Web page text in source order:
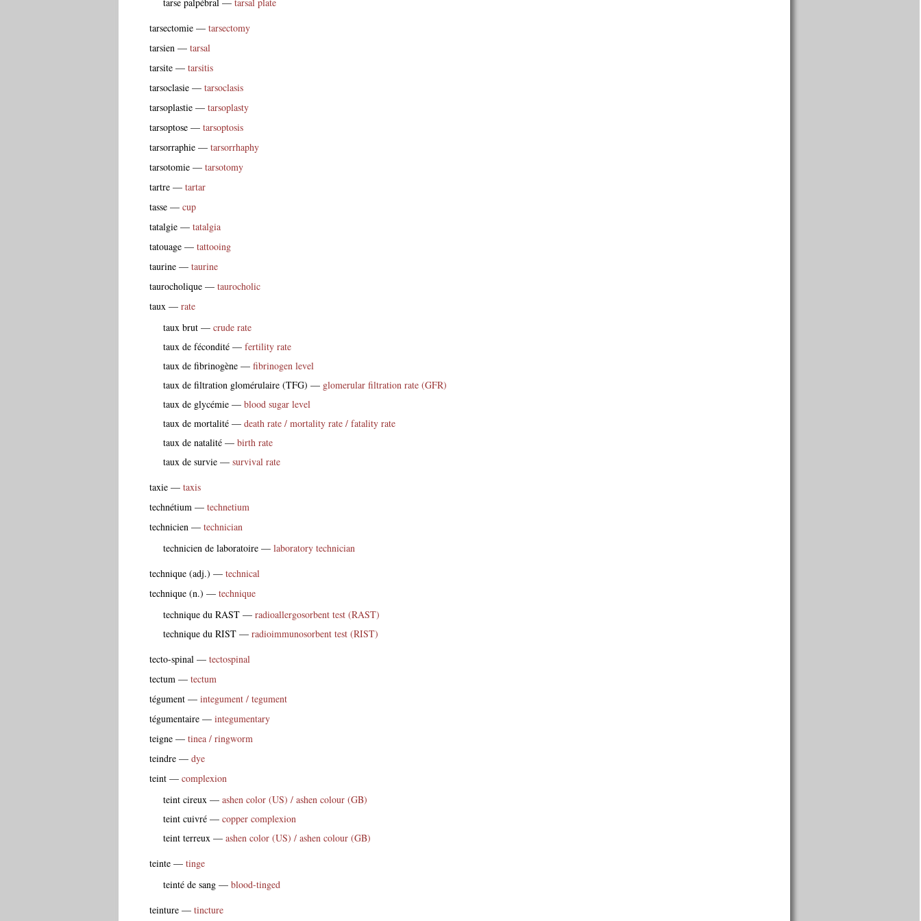
tarsectomie — tarsectomy
tarsien — tarsal
tarsite — tarsitis
tarsoclasie — tarsoclasis
tarsoplastie — tarsoplasty
tarsoptose — tarsoptosis
tarsorraphie — tarsorrhaphy
tarsotomie — tarsotomy
tartre — tartar
tasse — cup
tatalgie — tatalgia
tatouage — tattooing
taurine — taurine
taurocholique — taurocholic
taux — rate
taux brut — crude rate
taux de fécondité — fertility rate
taux de fibrinogène — fibrinogen level
taux de filtration glomérulaire (TFG) — glomerular filtration rate (GFR)
taux de glycémie — blood sugar level
taux de mortalité — death rate / mortality rate / fatality rate
taux de natalité — birth rate
taux de survie — survival rate
taxie — taxis
technétium — technetium
technicien — technician
technicien de laboratoire — laboratory technician
technique (adj.) — technical
technique (n.) — technique
technique du RAST — radioallergosorbent test (RAST)
technique du RIST — radioimmunosorbent test (RIST)
tecto-spinal — tectospinal
tectum — tectum
tégument — integument / tegument
tégumentaire — integumentary
teigne — tinea / ringworm
teindre — dye
teint — complexion
teint cireux — ashen color (US) / ashen colour (GB)
teint cuivré — copper complexion
teint terreux — ashen color (US) / ashen colour (GB)
teinte — tinge
teinté de sang — blood-tinged
teinture — tincture